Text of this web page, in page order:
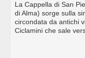
La Cappella di San
di Alma) sorge sulla
circondata da antichi
Ciclamini che sale